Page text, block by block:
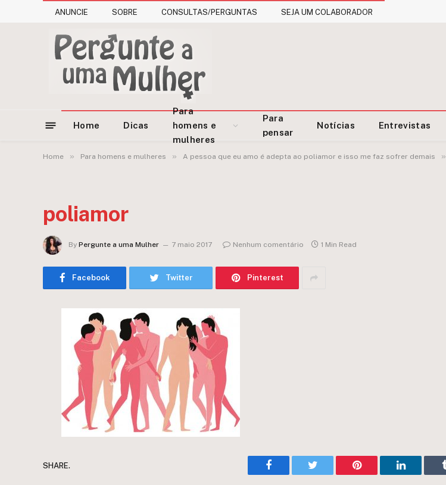
ANUNCIE SOBRE CONSULTAS/PERGUNTAS SEJA UM COLABORADOR
Home Dicas
Para
homens e
mulheres
Para
pensar
Notícias Entrevistas
Home » Para homens e mulheres » A pessoa que eu amo é adepta ao poliamor e isso me faz sofrer demais »
poliamor
By Pergunte a uma Mulher 7 maio 2017 Nenhum comentário 1 Min Read
Facebook Twitter Pinterest
SHARE. Facebook Twitter Pinterest LinkedIn